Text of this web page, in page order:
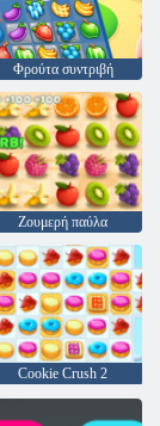
Φρούτα συντριβή
Ζουμερή παύλα
Cookie Crush 2